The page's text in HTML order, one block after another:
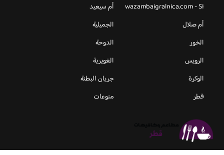
wazambaigralnica.com - SI
أم سيعيد
أم صلال
الجميلية
الخور
الدوحة
الرويس
الغويرية
الوكرة
جريان البطنة
قطر
منوعات